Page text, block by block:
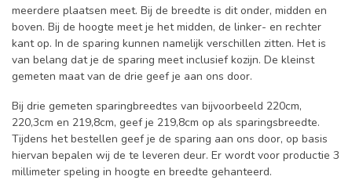
meerdere plaatsen meet. Bij de breedte is dit onder, midden en
boven. Bij de hoogte meet je het midden, de linker- en rechter
kant op. In de sparing kunnen namelijk verschillen zitten. Het is
van belang dat je de sparing meet inclusief kozijn. De kleinst
gemeten maat van de drie geef je aan ons door.
Bij drie gemeten sparingbreedtes van bijvoorbeeld 220cm,
220,3cm en 219,8cm, geef je 219,8cm op als sparingsbreedte.
Tijdens het bestellen geef je de sparing aan ons door, op basis
hiervan bepalen wij de te leveren deur. Er wordt voor productie 3
millimeter speling in hoogte en breedte gehanteerd.